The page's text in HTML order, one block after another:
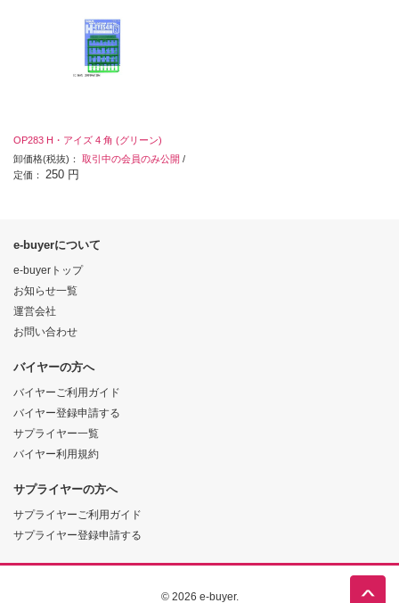
OP283 H・アイズ 4 角 (グリーン)
卸価格(税抜)： 取引中の会員のみ公開 /
定価： 250 円
e-buyerについて
e-buyerトップ
お知らせ一覧
運営会社
お問い合わせ
バイヤーの方へ
バイヤーご利用ガイド
バイヤー登録申請する
サプライヤー一覧
バイヤー利用規約
サプライヤーの方へ
サプライヤーご利用ガイド
サプライヤー登録申請する
© 2026 e-buyer.